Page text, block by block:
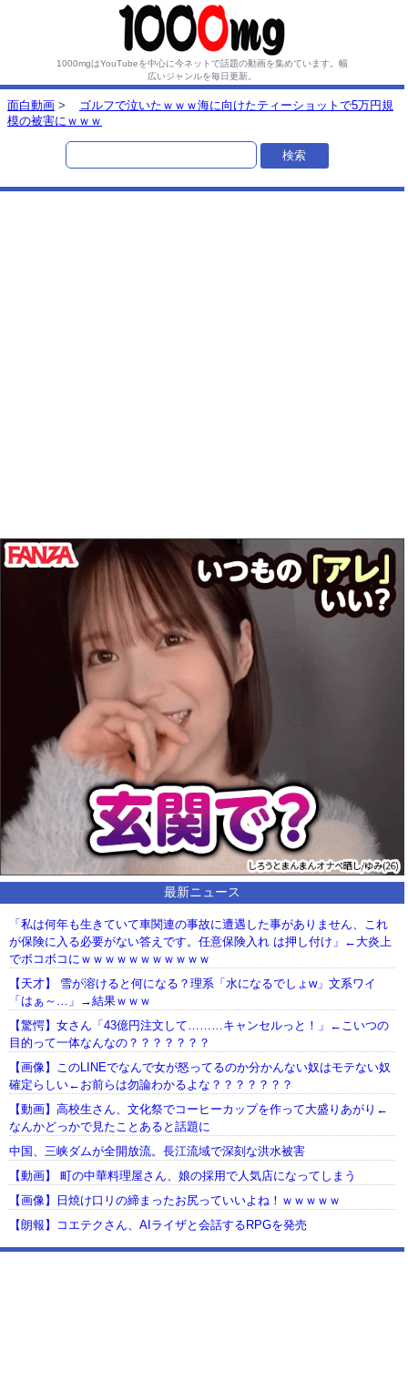
1000mgはYouTubeを中心に今ネットで話題の動画を集めています。 幅
広いジャンルを毎日更新。
面白動画 >
ゴルフで泣いたｗｗｗ海に向けたティーショットで5万円規
模の被害にｗｗｗ
最新ニュース
「私は何年も生きていて車関連の事故に遭遇した事がありません、これ
が保険に入る必要がない答えです。任意保険入れ は押し付け」←大炎上
でボコボコにｗｗｗｗｗｗｗｗｗｗｗ
【天才】 雪が溶けると何になる？理系「水になるでしょw」文系ワイ
「はぁ～…」→結果ｗｗｗ
【驚愕】女さん「43億円注文して………キャンセルっと！」←こいつの
目的って一体なんなの？？？？？？？
【画像】このLINEでなんで女が怒ってるのか分かんない奴はモテない奴
確定らしい←お前らは勿論わかるよな？？？？？？？
【動画】高校生さん、文化祭でコーヒーカップを作って大盛りあがり←
なんかどっかで見たことあると話題に
中国、三峡ダムが全開放流。長江流域で深刻な洪水被害
【動画】 町の中華料理屋さん、娘の採用で人気店になってしまう
【画像】日焼け口リの締まったお尻っていいよね！ｗｗｗｗｗ
【朗報】コエテクさん、AIライザと会話するRPGを発売